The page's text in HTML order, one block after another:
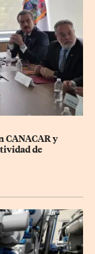
CANACAR y
de